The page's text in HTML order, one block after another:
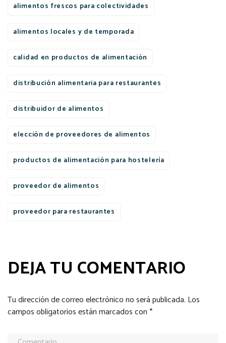
alimentos frescos para colectividades
alimentos locales y de temporada
calidad en productos de alimentación
distribución alimentaria para restaurantes
distribuidor de alimentos
elección de proveedores de alimentos
productos de alimentación para hostelería
proveedor de alimentos
proveedor para restaurantes
DEJA TU COMENTARIO
Tu dirección de correo electrónico no será publicada. Los
campos obligatorios están marcados con*